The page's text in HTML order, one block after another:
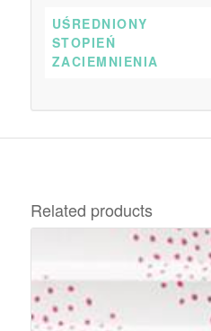
UŚREDNIONY
STOPIEŃ
ZACIEMNIENIA
Related products